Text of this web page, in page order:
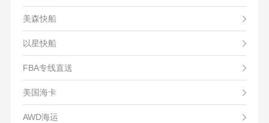
美森快船
以星快船
FBA专线直送
美国海卡
AWD海运